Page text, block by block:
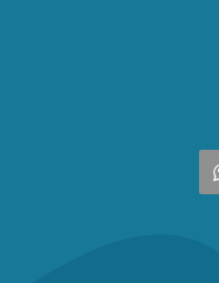
واتساب